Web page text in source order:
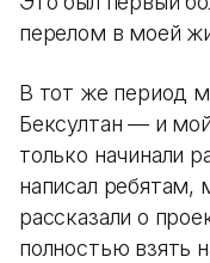
перелом в моей
В тот же период
Бексултан — и
только начинали
написал ребятам,
рассказали о
полностью взять